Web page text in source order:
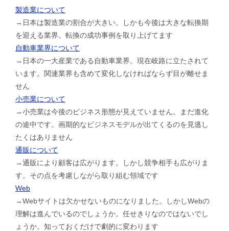
製造業について
→日本は製造業の割合が大きい。しかも今後は大きな転換期
を迎える業界。転換の成功事例を取り上げてます
自動車業界について
→日本の一大産業である自動車業界。現在岐路に立たされて
います。関連業界も含めて変化しなければならず目が離せま
せん
小売業について
→小売業は今後のビジネス形態が見えていません。まだ進化
の途中です。画期的なビジネスモデルが出てくるのを見逃し
たくはありません
通販について
→通販により顧客は広がります。しかし競争相手も広がりま
す。その点を考慮しながら取り組む領域です
Web
→Webサイトは欠かせないものになりました。しかしWebの
理解は進んでいるのでしょうか。任せきりなのではないでし
ょうか。知っておくだけで劇的に変わります